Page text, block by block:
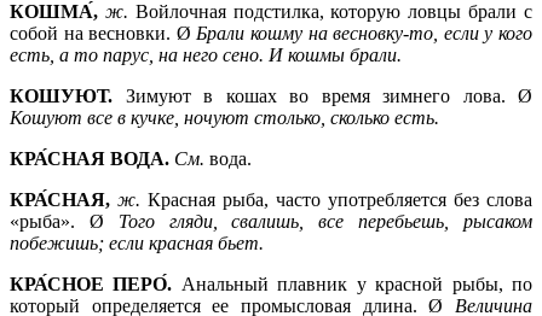
КОШМА́, ж. Войлочная подстилка, которую ловцы брали с
собой на весновки. Ø Брали кошму на весновку-то, если у кого
есть, а то парус, на него сено. И кошмы брали.
КОШУЮТ. Зимуют в кошах во время зимнего лова. Ø
Кошуют все в кучке, ночуют столько, сколько есть.
КРА́СНАЯ ВОДА. См. вода.
КРА́СНАЯ, ж. Красная рыба, часто употребляется без слова
«рыба». Ø Того гляди, свалишь, все перебьешь, рысаком
побежишь; если красная бьет.
КРА́СНОЕ ПЕРО́. Анальный плавник у красной рыбы, по
который определяется ее промысловая длина. Ø Величина